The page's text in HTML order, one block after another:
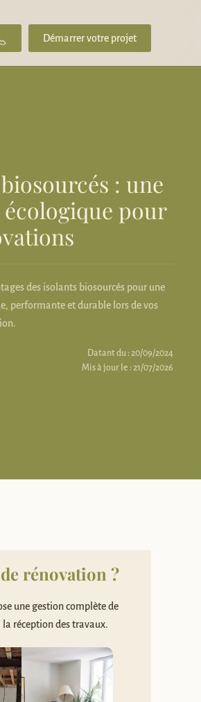
Démarrer votre projet
: une
pour
des isolants biosourcés pour une
performante et durable lors de vos
Datant du : 20/09/2024
Mis à jour le : 21/07/2026
rénovation ?
une gestion complète de
la réception des travaux.